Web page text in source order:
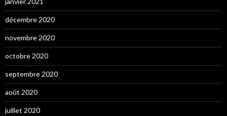
décembre 2020
novembre 2020
octobre 2020
septembre 2020
août 2020
juillet 2020